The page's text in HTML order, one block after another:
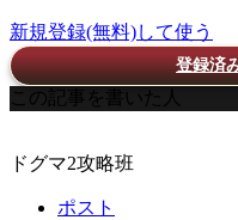
新規登録(無料)して使う
登録済
この記事を書いた人
ドグマ2攻略班
ポスト